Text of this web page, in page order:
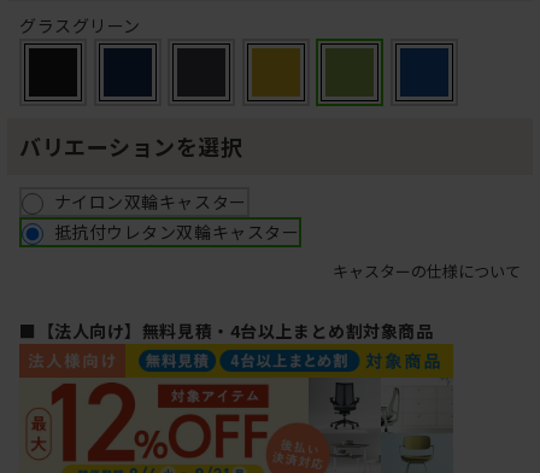
グラスグリーン
バリエーションを選択
ナイロン双輪キャスター
抵抗付ウレタン双輪キャスター
キャスターの仕様について
■【法人向け】無料見積・4台以上まとめ割対象商品